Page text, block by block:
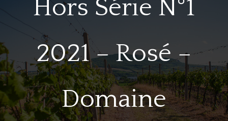
Hors Série N°1
2021 – Rosé –
Domaine